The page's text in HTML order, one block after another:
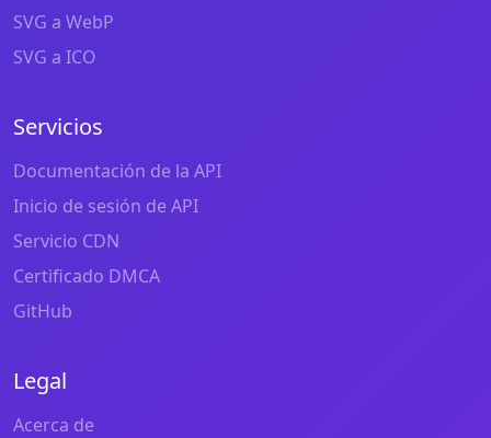
SVG a WebP
SVG a ICO
Servicios
Documentación de la API
Inicio de sesión de API
Servicio CDN
Certificado DMCA
GitHub
Legal
Acerca de